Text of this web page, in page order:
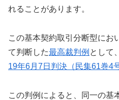
れることがあります。
この基本契約取引分断型にお
て判断した最高裁判例 として、
19年6月7日判決（民集61巻4
この判例によると、同一の基